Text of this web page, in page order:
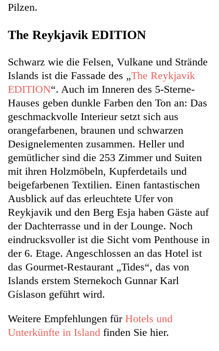
Pilzen.
The Reykjavik EDITION
Schwarz wie die Felsen, Vulkane und Strände
Islands ist die Fassade des „The Reykjavik
EDITION“. Auch im Inneren des 5-Sterne-
Hauses geben dunkle Farben den Ton an: Das
geschmackvolle Interieur setzt sich aus
orangefarbenen, braunen und schwarzen
Designelementen zusammen. Heller und
gemütlicher sind die 253 Zimmer und Suiten
mit ihren Holzmöbeln, Kupferdetails und
beigefarbenen Textilien. Einen fantastischen
Ausblick auf das erleuchtete Ufer von
Reykjavik und den Berg Esja haben Gäste auf
der Dachterrasse und in der Lounge. Noch
eindrucksvoller ist die Sicht vom Penthouse in
der 6. Etage. Angeschlossen an das Hotel ist
das Gourmet-Restaurant „Tides“, das von
Islands erstem Sternekoch Gunnar Karl
Gíslason geführt wird.
Weitere Empfehlungen für Hotels und
Unterkünfte in Island finden Sie hier.